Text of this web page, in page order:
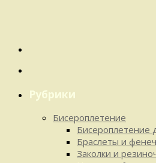
Рубрики
Бисероплетение
Бисероплетение
Браслеты и
Заколки и